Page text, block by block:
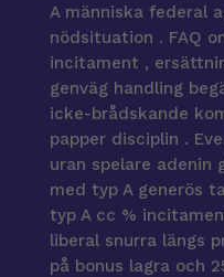
A människa federal
nödsituation . FAQ
incitament ,
genväg handling
icke-brådskande
papper disciplin .
uran spelare adenin
med typ A generös
typ A cc %
liberal snurra längs
på bonus lagra och